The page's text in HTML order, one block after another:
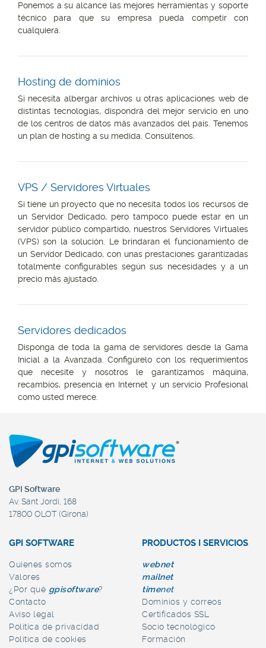
Ponemos a su alcance las mejores herramientas y soporte
técnico para que su empresa pueda competir con
cualquiera.
Hosting de dominios
Si necesita albergar archivos u otras aplicaciones web de
distintas tecnologias, dispondrá del mejor servicio en uno
de los centros de datos más avanzados del país. Tenemos
un plan de hosting a su medida. Consúltenos.
VPS / Servidores Virtuales
Si tiene un proyecto que no necesita todos los recursos de
un Servidor Dedicado, pero tampoco puede estar en un
servidor público compartido, nuestros Servidores Virtuales
(VPS) son la solución. Le brindaran el funcionamiento de
un Servidor Dedicado, con unas prestaciones garantizadas
totalmente configurables según sus necesidades y a un
precio más ajustado.
Servidores dedicados
Disponga de toda la gama de servidores desde la Gama
Inicial a la Avanzada. Configúrelo con los requerimientos
que necesite y nosotros le garantizamos máquina,
recambios, presencia en Internet y un servicio Profesional
como usted merece.
GPI Software
Av. Sant Jordi, 168
17800 OLOT (Girona)
GPI SOFTWARE
Quienes somos
Valores
¿Por qué gpisoftware?
Contacto
Aviso legal
Política de privacidad
Política de cookies
PRODUCTOS I SERVICIOS
webnet
mailnet
timenet
Dominios y correos
Certificados SSL
Socio tecnológico
Formación